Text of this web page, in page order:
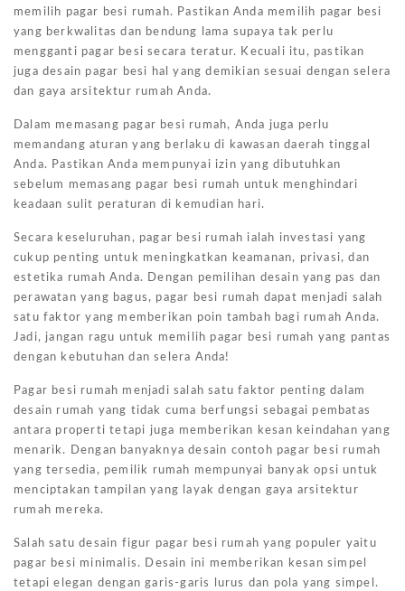
memilih pagar besi rumah. Pastikan Anda memilih pagar besi
yang berkwalitas dan bendung lama supaya tak perlu
mengganti pagar besi secara teratur. Kecuali itu, pastikan
juga desain pagar besi hal yang demikian sesuai dengan selera
dan gaya arsitektur rumah Anda.
Dalam memasang pagar besi rumah, Anda juga perlu
memandang aturan yang berlaku di kawasan daerah tinggal
Anda. Pastikan Anda mempunyai izin yang dibutuhkan
sebelum memasang pagar besi rumah untuk menghindari
keadaan sulit peraturan di kemudian hari.
Secara keseluruhan, pagar besi rumah ialah investasi yang
cukup penting untuk meningkatkan keamanan, privasi, dan
estetika rumah Anda. Dengan pemilihan desain yang pas dan
perawatan yang bagus, pagar besi rumah dapat menjadi salah
satu faktor yang memberikan poin tambah bagi rumah Anda.
Jadi, jangan ragu untuk memilih pagar besi rumah yang pantas
dengan kebutuhan dan selera Anda!
Pagar besi rumah menjadi salah satu faktor penting dalam
desain rumah yang tidak cuma berfungsi sebagai pembatas
antara properti tetapi juga memberikan kesan keindahan yang
menarik. Dengan banyaknya desain contoh pagar besi rumah
yang tersedia, pemilik rumah mempunyai banyak opsi untuk
menciptakan tampilan yang layak dengan gaya arsitektur
rumah mereka.
Salah satu desain figur pagar besi rumah yang populer yaitu
pagar besi minimalis. Desain ini memberikan kesan simpel
tetapi elegan dengan garis-garis lurus dan pola yang simpel.